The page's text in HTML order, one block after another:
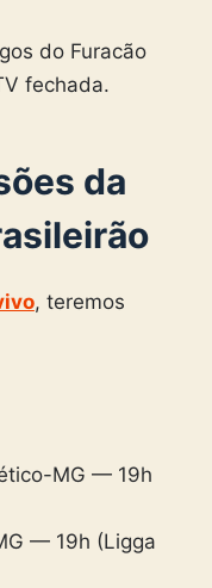
do Furacão
fechada.
da
, teremos
MG — 19h
— 19h (Ligga